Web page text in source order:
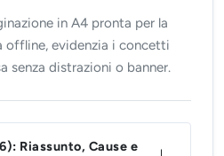
in A4 pronta per la
offline, evidenzia i concetti
senza distrazioni o banner.
Riassunto, Cause e